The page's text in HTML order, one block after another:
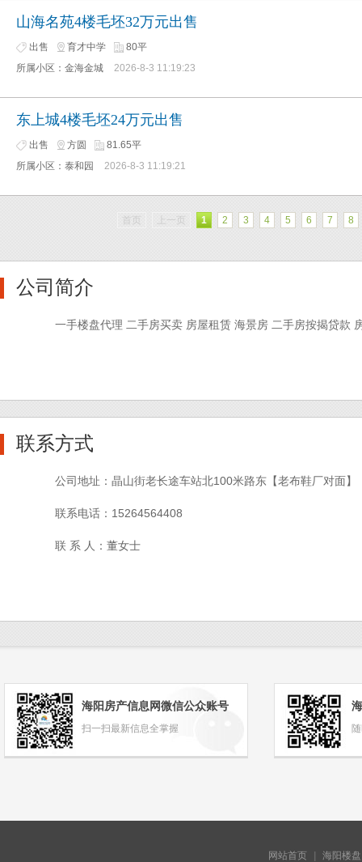
山海名苑4楼毛坯32万元出售
出售 育才中学
80平
所属小区：金海金城
2026-8-3 11:19:23
东上城4楼毛坯24万元出售
出售 方圆
81.65平
所属小区：泰和园
2026-8-3 11:19:21
首页 上一页 1 2 3 4 5 6 7 8
公司简介
一手楼盘代理 二手房买卖 房屋租赁 海景房 二手房按揭贷款
联系方式
公司地址：晶山街老长途车站北100米路东【老布鞋厂对面】
联系电话：15264564408
联 系 人：董女士
海阳房产信息网微信公众账号
扫一扫最新信息全掌握
网站首页 海阳楼盘